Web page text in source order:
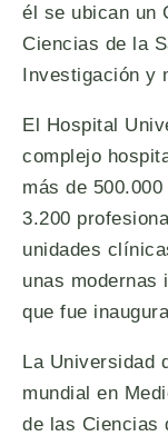
él se ubican un
Ciencias de la
Investigación y
El Hospital
complejo
más de
3.200
unidades
unas modernas
que fue
La Universidad
mundial en
de las Ciencias